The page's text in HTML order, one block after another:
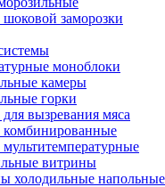
заморозки
моноблоки
камеры
горки
вызревания мяса
витрины
холодильные напольные